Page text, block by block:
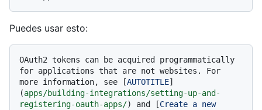
Puedes usar esto:
OAuth2 tokens can be acquired programmatically
for applications that are not websites. For
more information, see [AUTOTITLE]
(apps/building-integrations/setting-up-and-
registering-oauth-apps/) and [Create a new